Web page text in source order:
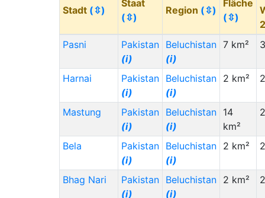
Stadt (⇳)
Staat
(⇳)
Region (⇳)
Fläche
(⇳)
Pasni
Pakistan
(i)
Beluchistan
(i)
7 km²
Harnai
Pakistan
(i)
Beluchistan
(i)
2 km²
Mastung
Pakistan
(i)
Beluchistan
(i)
14
km²
Bela
Pakistan
(i)
Beluchistan
(i)
2 km²
Bhag Nari
Pakistan
(i)
Beluchistan
(i)
2 km²